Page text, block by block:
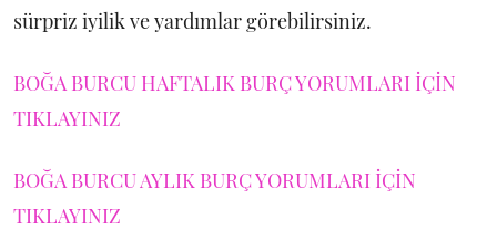
sürpriz iyilik ve yardımlar görebilirsiniz.
BOĞA BURCU HAFTALIK BURÇ YORUMLARI İÇİN
TIKLAYINIZ
BOĞA BURCU AYLIK BURÇ YORUMLARI İÇİN
TIKLAYINIZ